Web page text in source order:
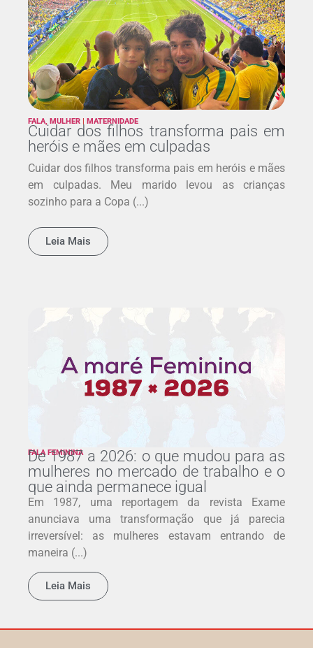
FALA, MULHER | MATERNIDADE
Cuidar dos filhos transforma pais em
heróis e mães em culpadas
Cuidar dos filhos transforma pais em heróis e mães
em culpadas. Meu marido levou as crianças
sozinho para a Copa (...)
Leia Mais
FALA FEMININA
De 1987 a 2026: o que mudou para as
mulheres no mercado de trabalho e o
que ainda permanece igual
Em 1987, uma reportagem da revista Exame
anunciava uma transformação que já parecia
irreversível: as mulheres estavam entrando de
maneira (...)
Leia Mais